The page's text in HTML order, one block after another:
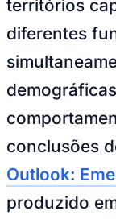
NBA
Fórmula 1
Tênis (ATP)
NHL
Vôlei
NBB
Brasileirão
Brasileirão
territórios
diferentes
conclusões
Outlook:
produzido